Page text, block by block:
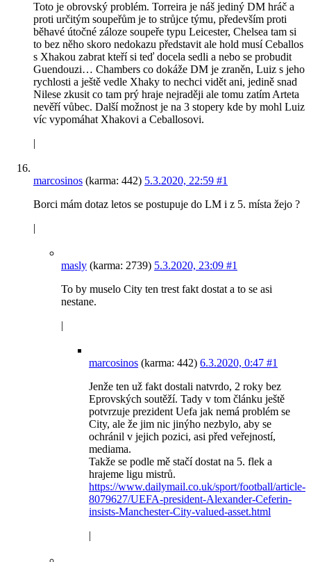
Toto je obrovský problém. Torreira je náš jediný DM hráč a
proti určitým soupeřům je to strůjce týmu, především proti
běhavé útočné záloze soupeře typu Leicester, Chelsea tam si
to bez něho skoro nedokazu představit ale hold musí Ceballos
s Xhakou zabrat kteří si teď docela sedli a nebo se probudit
Guendouzi… Chambers co dokáže DM je zraněn, Luiz s jeho
rychlosti a ještě vedle Xhaky to nechci vidět ani, jedině snad
Nilese zkusit co tam prý hraje nejraději ale tomu zatím Arteta
nevěří vůbec. Další možnost je na 3 stopery kde by mohl Luiz
víc vypomáhat Xhakovi a Ceballosovi.
|
marcosinos (karma: 442) 5.3.2020, 22:59 #1
Borci mám dotaz letos se postupuje do LM i z 5. místa žejo ?
|
masly (karma: 2739) 5.3.2020, 23:09 #1
To by muselo City ten trest fakt dostat a to se asi
nestane.
|
marcosinos (karma: 442) 6.3.2020, 0:47 #1
Jenže ten už fakt dostali natvrdo, 2 roky bez
Eprovských soutěží. Tady v tom článku ještě
potvrzuje prezident Uefa jak nemá problém se
City, ale že jim nic jinýho nezbylo, aby se
ochránil v jejich pozici, asi před veřejností,
mediama.
Takže se podle mě stačí dostat na 5. flek a
hrajeme ligu mistrů.
https://www.dailymail.co.uk/sport/football/article-
8079627/UEFA-president-Alexander-Ceferin-
insists-Manchester-City-valued-asset.html
|